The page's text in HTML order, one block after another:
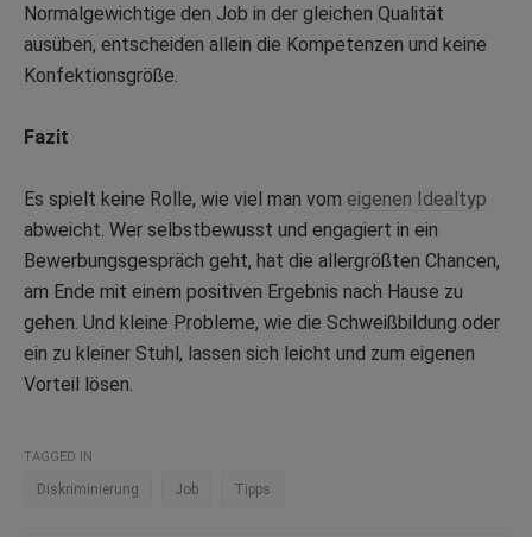
Normalgewichtige den Job in der gleichen Qualität
ausüben, entscheiden allein die Kompetenzen und keine
Konfektionsgröße.
Fazit
Es spielt keine Rolle, wie viel man vom eigenen Idealtyp
abweicht. Wer selbstbewusst und engagiert in ein
Bewerbungsgespräch geht, hat die allergrößten Chancen,
am Ende mit einem positiven Ergebnis nach Hause zu
gehen. Und kleine Probleme, wie die Schweißbildung oder
ein zu kleiner Stuhl, lassen sich leicht und zum eigenen
Vorteil lösen.
TAGGED IN
Diskriminierung Job Tipps